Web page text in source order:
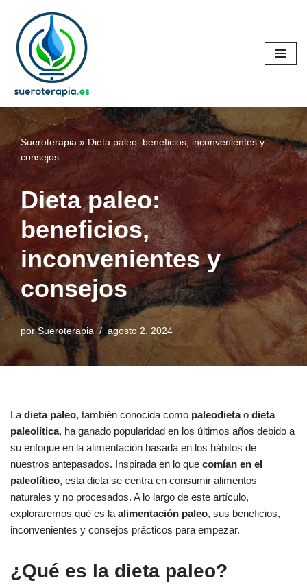
Saltar
al
contenido
Sueroterapia » Dieta paleo: beneficios, inconvenientes y
consejos
Dieta paleo:
beneficios,
inconvenientes y
consejos
porSueroterapia agosto 2, 2024
La dieta paleo, también conocida como paleodietao dieta
paleolítica, ha ganado popularidad en los últimos años debido a
su enfoque en la alimentación basada en los hábitos de
nuestros antepasados. Inspirada en lo que comían en el
paleolítico, esta dieta se centra en consumir alimentos
naturales y no procesados. A lo largo de este artículo,
exploraremos qué es la alimentación paleo, sus beneficios,
inconvenientes y consejos prácticos para empezar.
¿Qué es la dieta paleo?